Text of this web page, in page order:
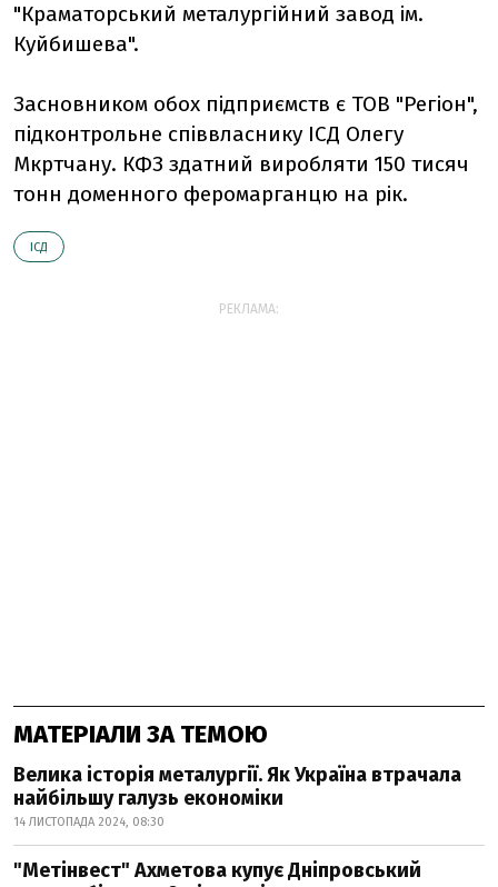
"Краматорський металургійний завод ім.
Куйбишева".
Засновником обох підприємств є ТОВ "Регіон",
підконтрольне співвласнику ІСД Олегу
Мкртчану. КФЗ здатний виробляти 150 тисяч
тонн доменного феромарганцю на рік.
ІСД
РЕКЛАМА:
МАТЕРІАЛИ ЗА ТЕМОЮ
Велика історія металургії. Як Україна втрачала
найбільшу галузь економіки
14 ЛИСТОПАДА 2024, 08:30
"Метінвест" Ахметова купує Дніпровський